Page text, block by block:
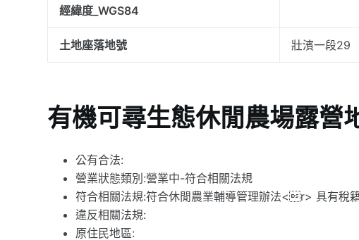
經緯度_WGS84
土地座落地號 壯濱一段29
有機可尋生態休閒農場露營
公有合法:
營業狀態類別:營業中-符合相關法規
符合相關法規:符合休閒農業輔導管理辦法<r> 具有稅
違反相關法規:
原住民地區: